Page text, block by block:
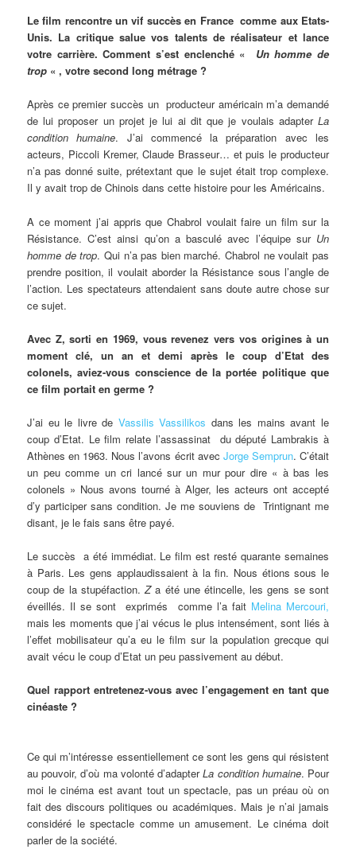
Le film rencontre un vif succès en France comme aux Etats-
Unis. La critique salue vos talents de réalisateur et lance
votre carrière. Comment s’est enclenché «
Un homme de
trop « , votre second long métrage ?
Après ce premier succès un producteur américain m’a demandé
de lui proposer un projet je lui ai dit que je voulais adapter La
condition humaine. J’ai commencé la préparation avec les
acteurs, Piccoli Kremer, Claude Brasseur… et puis le producteur
n’a pas donné suite, prétextant que le sujet était trop complexe.
Il y avait trop de Chinois dans cette histoire pour les Américains.
A ce moment j’ai appris que Chabrol voulait faire un film sur la
Résistance. C’est ainsi qu’on a basculé avec l’équipe sur Un
homme de trop. Qui n’a pas bien marché. Chabrol ne voulait pas
prendre position, il voulait aborder la Résistance sous l’angle de
l’action. Les spectateurs attendaient sans doute autre chose sur
ce sujet.
Avec Z, sorti en 1969, vous revenez vers vos origines à un
moment clé, un an et demi après le coup d’Etat des
colonels, aviez-vous conscience de la portée politique que
ce film portait en germe ?
J’ai eu le livre de Vassilis Vassilikos dans les mains avant le
coup d’Etat. Le film relate l’assassinat du député Lambrakis à
Athènes en 1963. Nous l’avons écrit avec Jorge Semprun. C’était
un peu comme un cri lancé sur un mur pour dire « à bas les
colonels » Nous avons tourné à Alger, les acteurs ont accepté
d’y participer sans condition. Je me souviens de Trintignant me
disant, je le fais sans être payé.
Le succès a été immédiat. Le film est resté quarante semaines
à Paris. Les gens applaudissaient à la fin. Nous étions sous le
coup de la stupéfaction.Za été une étincelle, les gens se sont
éveillés. Il se sont exprimés comme l’a fait Melina Mercouri,
mais les moments que j’ai vécus le plus intensément, sont liés à
l’effet mobilisateur qu’a eu le film sur la population grecque qui
avait vécu le coup d’Etat un peu passivement au début.
Quel rapport entretenez-vous avec l’engagement en tant que
cinéaste ?
Ce qui m’intéresse essentiellement ce sont les gens qui résistent
au pouvoir, d’où ma volonté d’adapterLa condition humaine. Pour
moi le cinéma est avant tout un spectacle, pas un préau où on
fait des discours politiques ou académiques. Mais je n’ai jamais
considéré le spectacle comme un amusement. Le cinéma doit
parler de la société.